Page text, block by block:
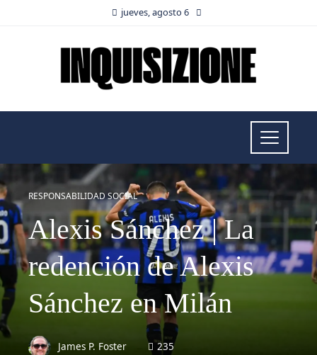
jueves, agosto 6
RESPONSABILIDAD SOCIAL
Alexis Sánchez | La
redención de Alexis
Sánchez en Milán
James P. Foster 235